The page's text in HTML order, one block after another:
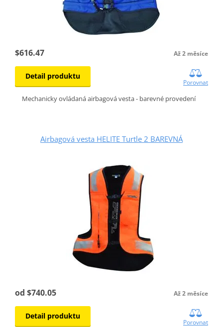
$616.47 Až 2 měsíce
Detail produktu
Porovnat
Mechanicky ovládaná airbagová vesta - barevné provedení
Airbagová vesta HELITE Turtle 2 BAREVNÁ
od $740.05 Až 2 měsíce
Detail produktu
Porovnat